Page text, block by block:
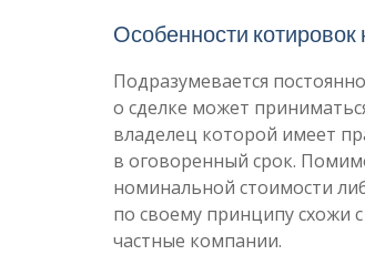
Особенности
Подразумевается
о сделке может
владелец которой имеет
в оговоренный срок.
номинальной стоимости
по своему принципу схожи
частные компании.